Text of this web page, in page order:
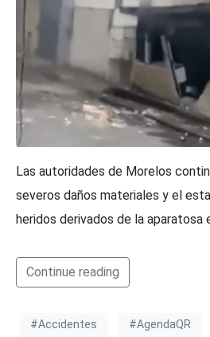
Las autoridades de Morelos
severos daños materiales y el
heridos derivados de la aparatosa
Continue reading
#Accidentes #AgendaQR